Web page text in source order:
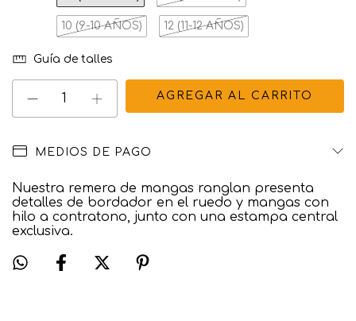
10 (9-10 AÑOS) 12 (11-12 AÑOS)
Guía de talles
MEDIOS DE PAGO
Nuestra remera de mangas ranglan presenta
detalles de bordador en el ruedo y mangas con
hilo a contratono, junto con una estampa central
exclusiva.